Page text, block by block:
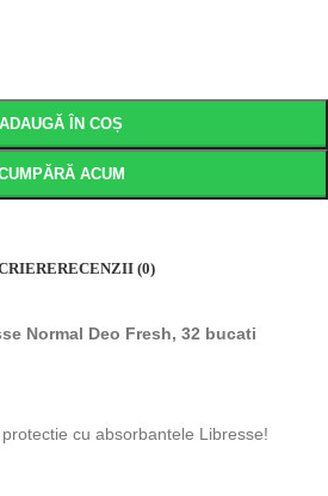
ADAUGĂ ÎN COȘ
ACUM
RECENZII (0)
Normal Deo Fresh, 32 bucati
cu absorbantele Libresse!